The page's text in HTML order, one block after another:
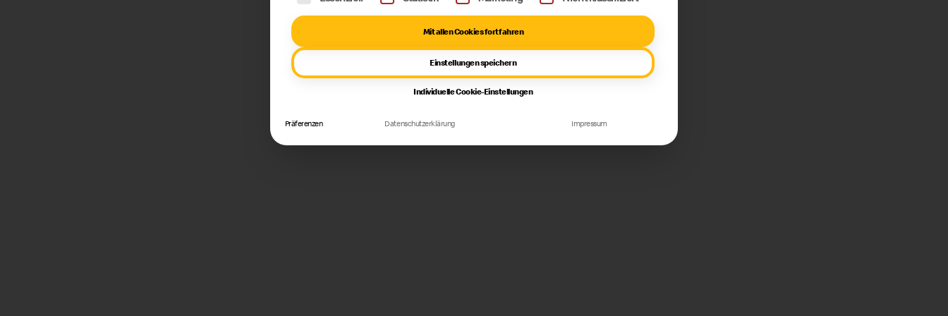
Mit allen Cookies fortfahren
Einstellungen speichern
Individuelle Cookie-Einstellungen
Präferenzen Datenschutzerklärung Impressum